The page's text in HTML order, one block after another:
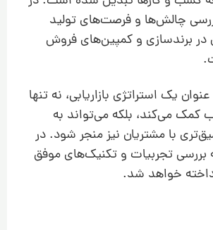
چالش‌ها و فرصت‌های تولید
در برند‌سازی و کمپین‌های فروش
یک استراتژی بازاریابی، نه تنها
می‌کند، بلکه می‌تواند به
با مشتریان نیز منجر شود. در
بررسی تجربیات و تکنیک‌های موفق
خواهد شد.